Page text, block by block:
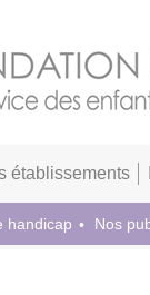
établissements
handicap Nos